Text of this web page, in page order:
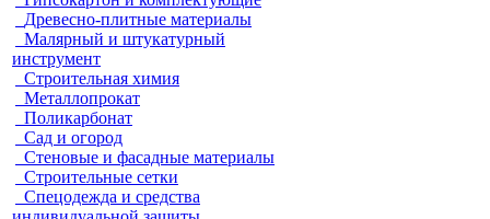
Древесно-плитные материалы
Малярный и штукатурный
инструмент
Строительная химия
Металлопрокат
Поликарбонат
Сад и огород
Стеновые и фасадные материалы
Строительные сетки
Спецодежда и средства